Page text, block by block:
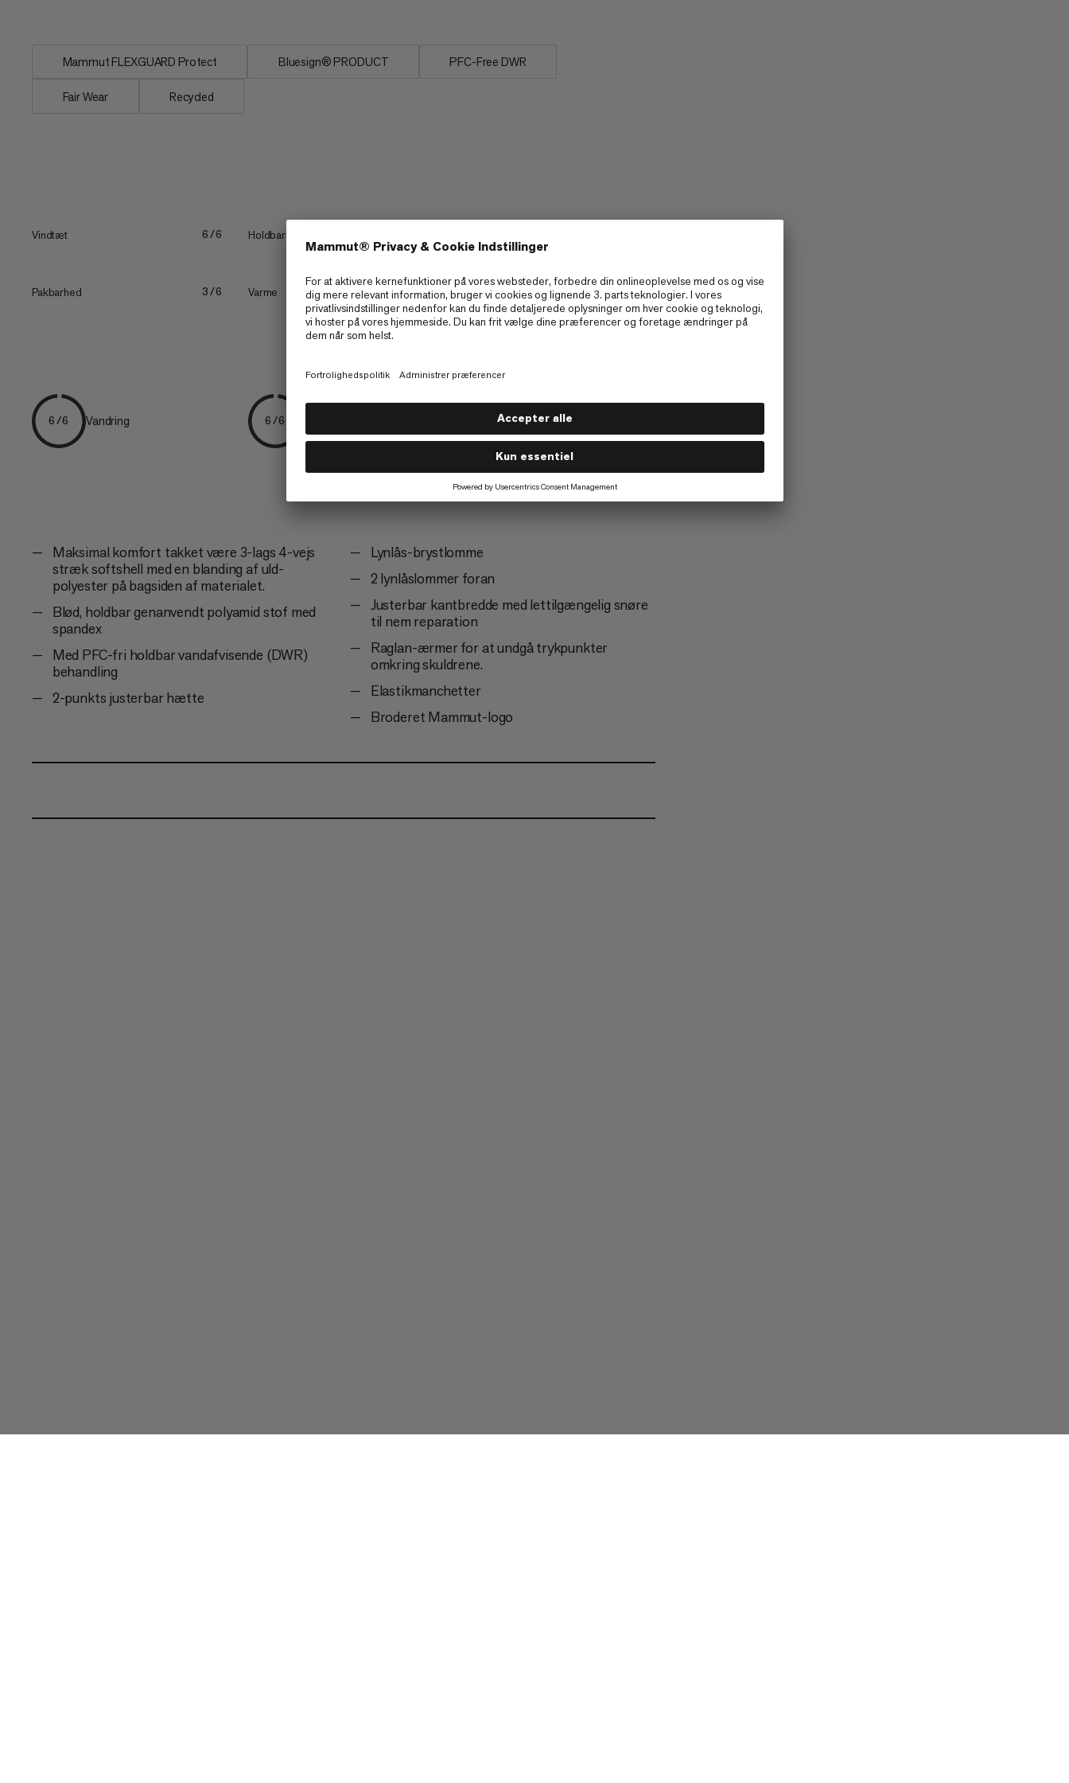
Mammut FLEXGUARD Protect Bluesign® PRODUCT PFC-Free DWR
Fair Wear Recycled
Vindtæt 6/6 Holdbarhed
Pakbarhed 3/6 Varme 3/6 Stræk 3/6
6/6 Vandring 6/6 5/6 Vandring
Maksimal komfort takket være 3-lags 4-vejs
stræk softshell med en blanding af uld-
polyester på bagsiden af materialet.
Blød, holdbar genanvendt polyamid stof med
spandex
Med PFC-fri holdbar vandafvisende (DWR)
behandling
2-punkts justerbar hætte
Lynlås-brystlomme
2 lynlåslommer foran
Justerbar kantbredde med lettilgængelig snøre
til nem reparation
Raglan-ærmer for at undgå trykpunkter
omkring skuldrene.
Elastikmanchetter
Broderet Mammut-logo
Ultimate Comfort SO Hooded Jacket Men Classic